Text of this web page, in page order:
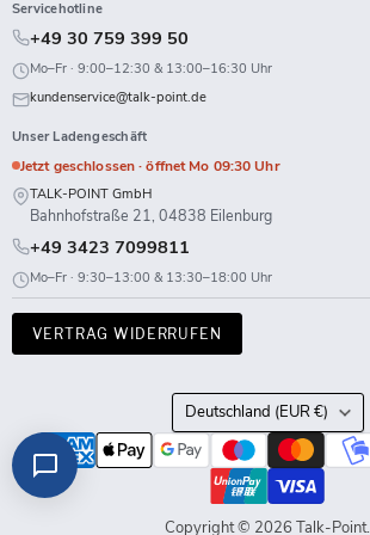
Servicehotline
+49 30 759 399 50
Mo–Fr · 9:00–12:30 & 13:00–16:30 Uhr
kundenservice@talk-point.de
Unser Ladengeschäft
Jetzt geschlossen · öffnet Mo 09:30 Uhr
TALK-POINT GmbH
Bahnhofstraße 21, 04838 Eilenburg
+49 3423 7099811
Mo–Fr · 9:30–13:00 & 13:30–18:00 Uhr
VERTRAG WIDERRUFEN
Land
Deutschland (EUR €)
Copyright © 2026 Talk-Point.